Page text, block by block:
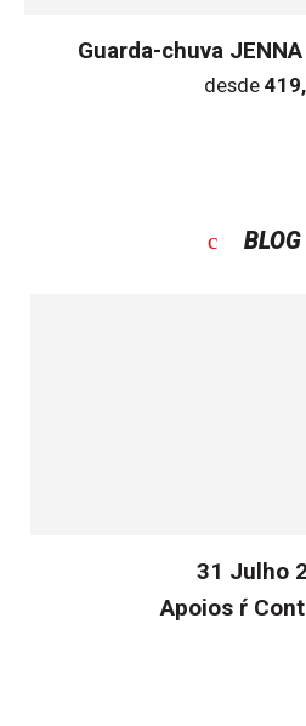
Guarda-chuva
desde
BLOG
31 Julho
Apoios ŕ